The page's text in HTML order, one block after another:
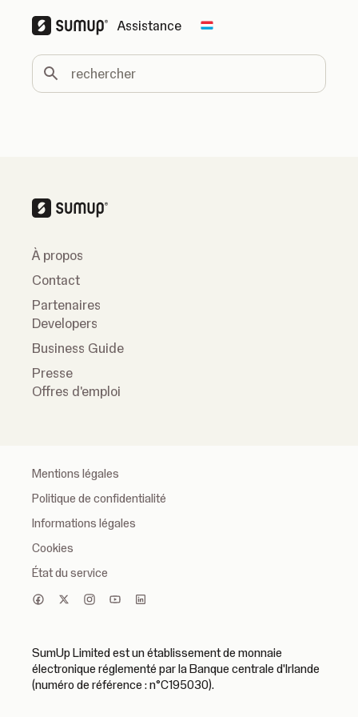
Assistance Change country
rechercher
À propos
Contact
Partenaires
Developers
Business Guide
Presse
Offres d'emploi
Mentions légales
Politique de confidentialité
Informations légales
Cookies
État du service
SumUp Limited est un établissement de monnaie
électronique réglementé par la Banque centrale d'Irlande
(numéro de référence : n°C195030).